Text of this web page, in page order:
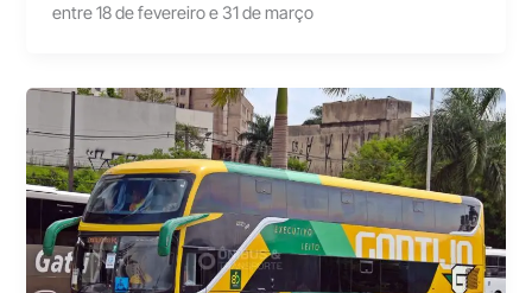
entre 18 de fevereiro e 31 de março